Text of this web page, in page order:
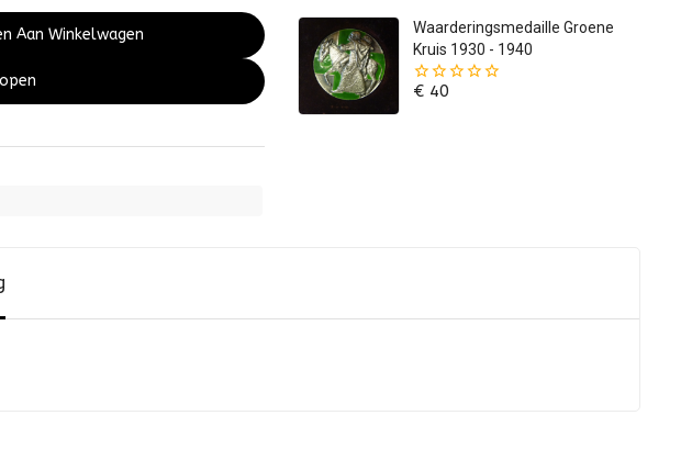
de
5
Waarderingsmedaille Groene
Kruis 1930 - 1940
0
€ 40
Aan Winkelwagen